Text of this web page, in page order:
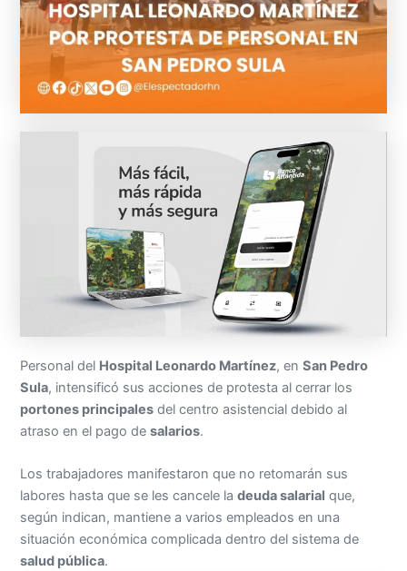
Personal del Hospital Leonardo Martínez, enSan Pedro
Sula, intensificó sus acciones de protesta al cerrar los
portones principales del centro asistencial debido al
atraso en el pago desalarios.
Los trabajadores manifestaron que no retomarán sus
labores hasta que se les cancele ladeuda salarial que,
según indican, mantiene a varios empleados en una
situación económica complicada dentro del sistema de
salud pública.